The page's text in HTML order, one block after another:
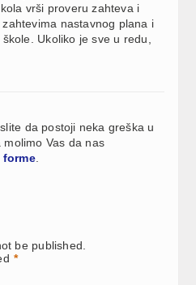
vrši proveru zahteva i
nastavnog plana i
Ukoliko je sve u redu,
da postoji neka greška u
Vas da nas
.
be published.
*